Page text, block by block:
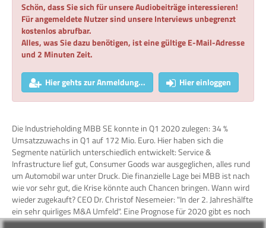
Schön, dass Sie sich für unsere Audiobeiträge interessieren!
Für angemeldete Nutzer sind unsere Interviews unbegrenzt
kostenlos abrufbar.
Alles, was Sie dazu benötigen, ist eine gültige E-Mail-Adresse
und 2 Minuten Zeit.
Hier gehts zur Anmeldung... Hier einloggen
Die Industrieholding MBB SE konnte in Q1 2020 zulegen: 34 %
Umsatzzuwachs in Q1 auf 172 Mio. Euro. Hier haben sich die
Segmente natürlich unterschiedlich entwickelt: Service &
Infrastructure lief gut, Consumer Goods war ausgeglichen, alles rund
um Automobil war unter Druck. Die finanzielle Lage bei MBB ist nach
wie vor sehr gut, die Krise könnte auch Chancen bringen. Wann wird
wieder zugekauft? CEO Dr. Christof Nesemeier: "In der 2. Jahreshälfte
ein sehr quirliges M&A Umfeld". Eine Prognose für 2020 gibt es noch
keine, für Q2 gibt es aber die Aussage "nicht schlimm" und der Blick in